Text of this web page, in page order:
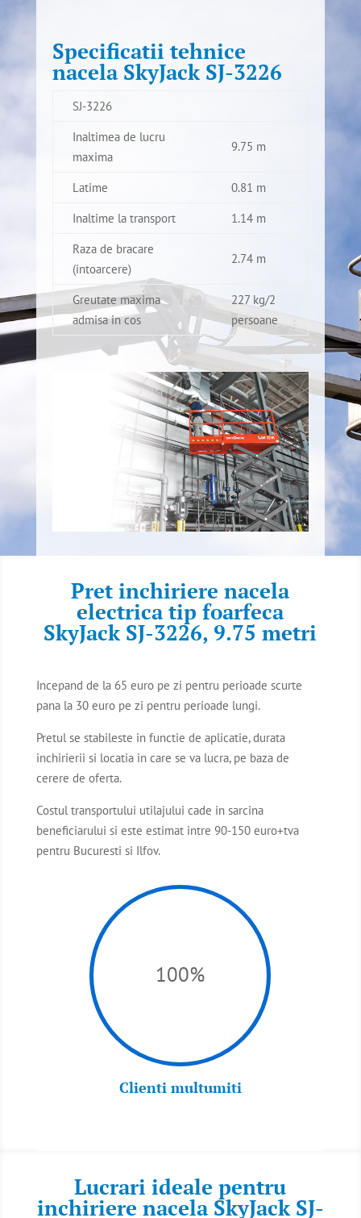
Specificatii tehnice
nacela SkyJack SJ-3226
SJ-3226
Inaltimea de lucru
maxima
9.75 m
Latime
0.81 m
Inaltime la transport
1.14 m
Raza de bracare
(intoarcere)
2.74 m
Greutate maxima
admisa in cos
227 kg/2
persoane
Pret inchiriere nacela
electrica tip foarfeca
SkyJack SJ-3226, 9.75 metri
Incepand de la 65 euro pe zi pentru perioade scurte
pana la 30 euro pe zi pentru perioade lungi.
Pretul se stabileste in functie de aplicatie, durata
inchirierii si locatia in care se va lucra, pe baza de
cerere de oferta.
Costul transportului utilajului cade in sarcina
beneficiarului si este estimat intre 90-150 euro+tva
pentru Bucuresti si Ilfov.
100%
Clienti multumiti
Lucrari ideale pentru
inchiriere nacela SkyJack SJ-